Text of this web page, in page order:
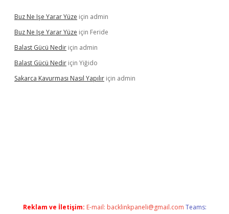
Buz Ne Işe Yarar Yüze için admin
Buz Ne Işe Yarar Yüze için Feride
Balast Gücü Nedir için admin
Balast Gücü Nedir için Yiğido
Sakarca Kavurması Nasıl Yapılır için admin
Reklam ve İletişim: E-mail: backlinkpaneli@gmail.com Teams: